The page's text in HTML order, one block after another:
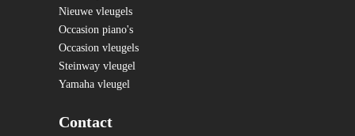
Nieuwe vleugels
Occasion piano's
Occasion vleugels
Steinway vleugel
Yamaha vleugel
Contact